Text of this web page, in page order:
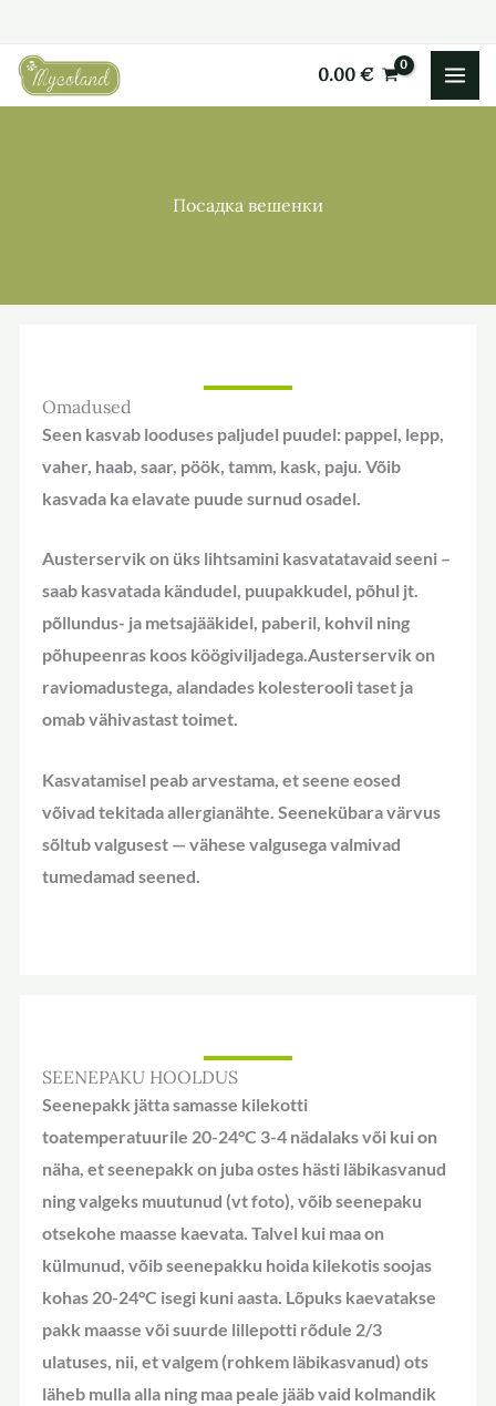
содержимому
0.00€
Посадка вешенки
Omadused
Seen kasvab looduses paljudel puudel: pappel, lepp,
vaher, haab, saar, pöök, tamm, kask, paju. Võib
kasvada ka elavate puude surnud osadel.
Austerservik on üks lihtsamini kasvatatavaid seeni –
saab kasvatada kändudel, puupakkudel, põhul jt.
põllundus- ja metsajääkidel, paberil, kohvil ning
põhupeenras koos köögiviljadega.Austerservik on
raviomadustega, alandades kolesterooli taset ja
omab vähivastast toimet.
Kasvatamisel peab arvestama, et seene eosed
võivad tekitada allergianähte. Seenekübara värvus
sõltub valgusest — vähese valgusega valmivad
tumedamad seened.
SEENEPAKU HOOLDUS
Seenepakk jätta samasse kilekotti
toatemperatuurile 20-24°C 3-4 nädalaks või kui on
näha, et seenepakk on juba ostes hästi läbikasvanud
ning valgeks muutunud (vt foto), võib seenepaku
otsekohe maasse kaevata. Talvel kui maa on
külmunud, võib seenepakku hoida kilekotis soojas
kohas 20-24°C isegi kuni aasta. Lõpuks kaevatakse
pakk maasse või suurde lillepotti rõdule 2/3
ulatuses, nii, et valgem (rohkem läbikasvanud) ots
läheb mulla alla ning maa peale jääb vaid kolmandik